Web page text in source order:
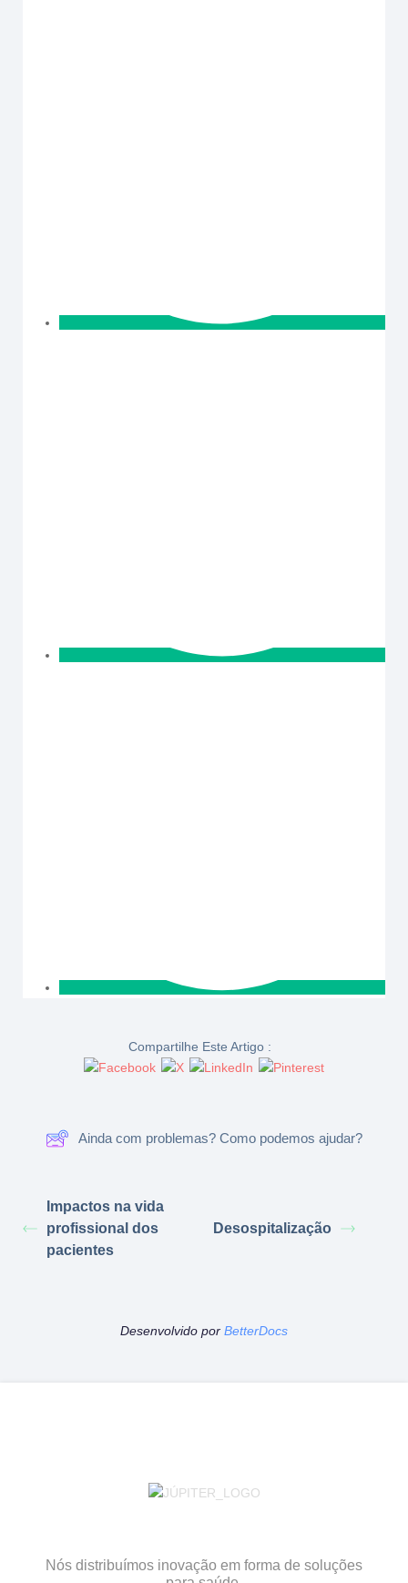
Compartilhe Este Artigo :
Ainda com problemas? Como podemos ajudar?
Impactos na vida
profissional dos
pacientes
Desospitalização
Desenvolvido por BetterDocs
Nós distribuímos inovação em forma de soluções